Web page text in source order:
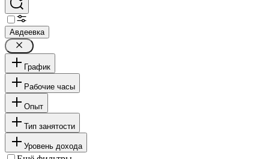
Авдеевка
График
Рабочие часы
Опыт
Тип занятости
Уровень дохода